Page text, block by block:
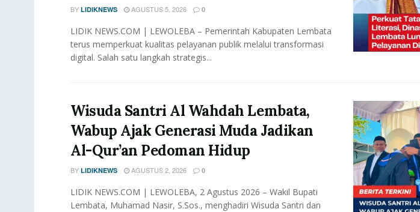
BY LIDIKNEWS AGUSTUS 5, 2026 0
LIDIK NEWS.COM | LEWOLEBA – Pemerintah Kabupaten Lembata
terus memperkuat kualitas pelayanan publik melalui transformasi
digital. Salah satu langkah strategis...
Wisuda Santri Al Wahdah Lembata,
Wabup Ajak Generasi Muda Jadikan
Al-Qur’an Pedoman Hidup
BY LIDIKNEWS AGUSTUS 2, 2026 0
LIDIK NEWS.COM | LEWOLEBA, 2 Agustus 2026 – Wakil Bupati
Lembata, Muhamad Nasir, S.Sos., menghadiri Wisuda Santri dan